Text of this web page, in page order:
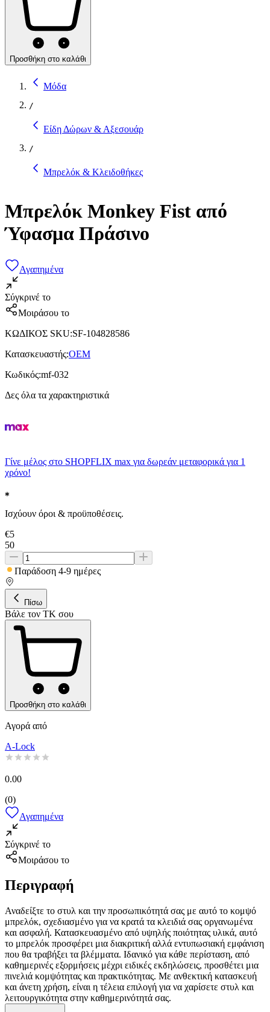
Προσθήκη στο καλάθι
Μόδα
/
Είδη Δώρων & Αξεσουάρ
/
Μπρελόκ & Κλειδοθήκες
Μπρελόκ Monkey Fist από
Ύφασμα Πράσινο
Αγαπημένα
Σύγκρινέ το
Μοιράσου το
ΚΩΔΙΚΟΣ SKU:SF-104828586
Κατασκευαστής:OEM
Κωδικός:mf-032
Δες όλα τα χαρακτηριστικά
Γίνε μέλος στο SHOPFLIX max για δωρεάν μεταφορικά για 1
χρόνο!
Ισχύουν όροι & προϋποθέσεις.
€5
50
Παράδοση 4-9 ημέρες
Πίσω
Βάλε τον ΤΚ σου
Προσθήκη στο καλάθι
Αγορά από
A-Lock
0.00
(0)
Αγαπημένα
Σύγκρινέ το
Μοιράσου το
Περιγραφή
Αναδείξτε το στυλ και την προσωπικότητά σας με αυτό το κομψό
μπρελόκ, σχεδιασμένο για να κρατά τα κλειδιά σας οργανωμένα
και ασφαλή. Κατασκευασμένο από υψηλής ποιότητας υλικά, αυτό
το μπρελόκ προσφέρει μια διακριτική αλλά εντυπωσιακή εμφάνιση
που θα τραβήξει τα βλέμματα. Ιδανικό για κάθε περίσταση, από
καθημερινές εξορμήσεις μέχρι ειδικές εκδηλώσεις, προσθέτει μια
πινελιά κομψότητας και πρακτικότητας. Με ανθεκτική κατασκευή
και άνετη χρήση, είναι η τέλεια επιλογή για να χαρίσετε στυλ και
λειτουργικότητα στην καθημερινότητά σας.